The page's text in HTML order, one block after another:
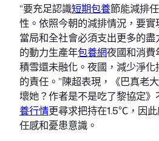
“要充足認識短期包養節能減排
性。依照今朝的減排情況，要
當局和全社會必須支出更多的
的動力生產年包養網夜國和消費
積雪還未融化。夜國，減少淨
的責任。”陳超表現，《巴真老
壞她？作者是不是吃了黎協定
養行情更尋求把持在1.5℃，因
任感和憂患意識。